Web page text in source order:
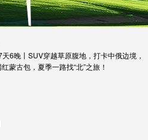
天6晚丨SUV穿越草原腹地，打卡中俄边境，
蒙古包，夏季一路找“北”之旅！